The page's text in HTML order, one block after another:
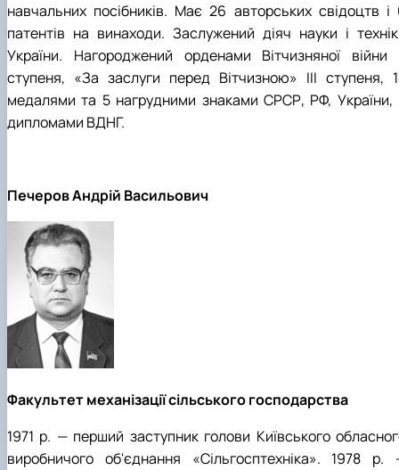
навчальних посібників. Має 26 авторських свідоцтв і
патентів на винаходи. Заслужений діяч науки і
України. Нагороджений орденами Вітчизняної війни
ступеня, «За заслуги перед Вітчизною» III ступеня,
медалями та 5 нагрудними знаками СРСР, РФ, України,
дипломами ВДНГ.
Печеров Андрій Васильович
Факультет механізації сільського господарства
1971 р. — перший заступник голови Київського
виробничого об'єднання «Сільгосптехніка». 1978 р.